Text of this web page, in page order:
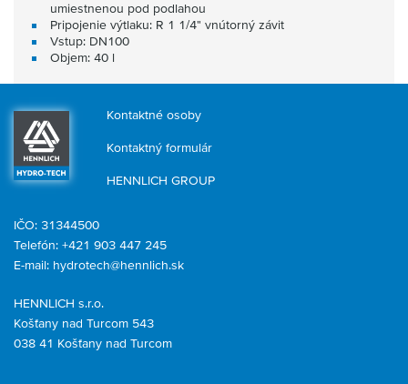
umiestnenou pod podlahou
Pripojenie výtlaku: R 1 1/4" vnútorný závit
Vstup: DN100
Objem: 40 l
Kontaktné osoby
Kontaktný formulár
HENNLICH GROUP
HENNLICH s.r.o.
Košťany nad Turcom 543
038 41 Košťany nad Turcom
IČO: 31344500
Telefón: +421 903 447 245
E-mail: hydrotech@hennlich.sk